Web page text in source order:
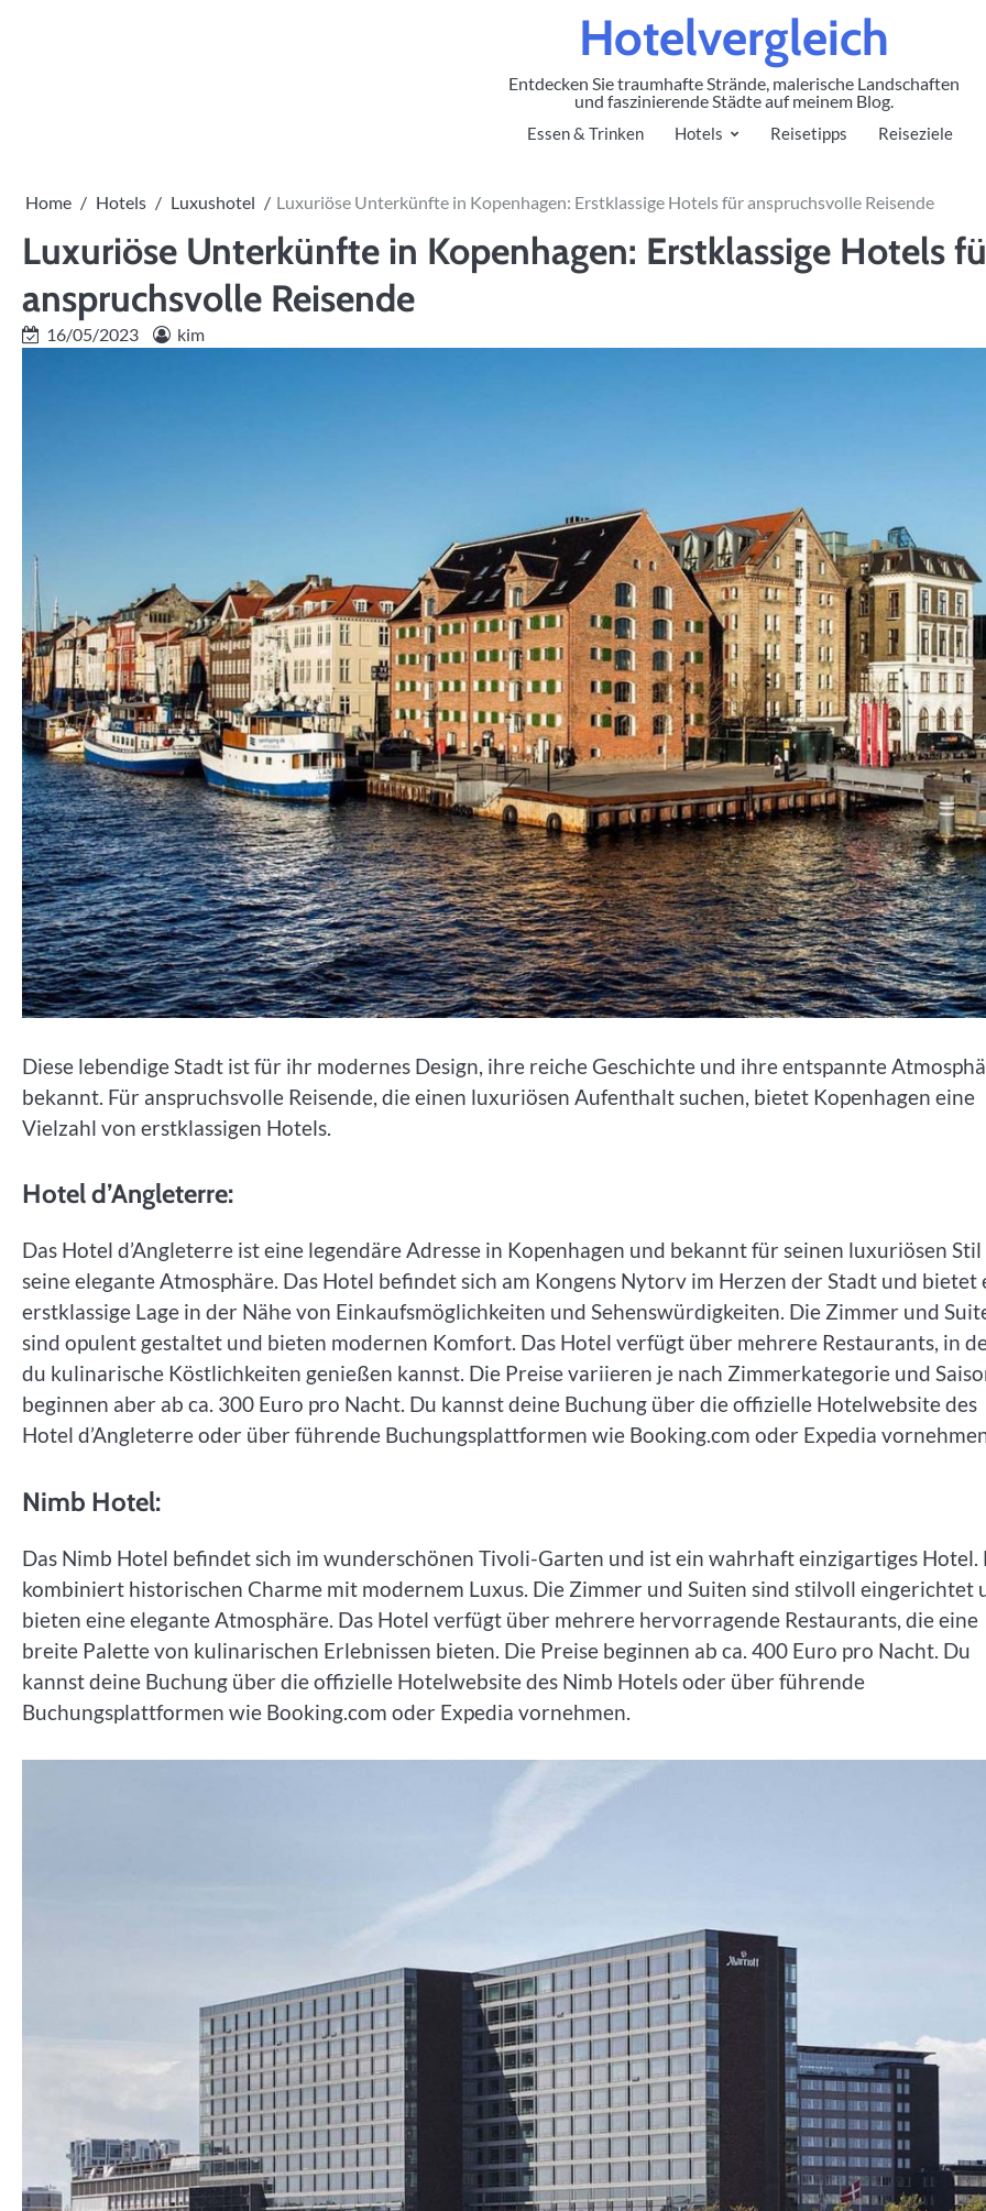
Hotelvergleich
Entdecken Sie traumhafte Strände, malerische Landschaften
und faszinierende Städte auf meinem Blog.
Essen & Trinken Hotels Reisetipps Reiseziele
Home Hotels Luxushotel Luxuriöse Unterkünfte in Kopenhagen: Erstklassige Hotels für anspruchsvolle Reisende
Luxuriöse Unterkünfte in Kopenhagen: Erstklassige Hotels
anspruchsvolle Reisende
16/05/2023 kim
Diese lebendige Stadt ist für ihr modernes Design, ihre reiche Geschichte und ihre entspannte
bekannt. Für anspruchsvolle Reisende, die einen luxuriösen Aufenthalt suchen, bietet Kopenhagen eine
Vielzahl von erstklassigen Hotels.
Hotel d’Angleterre:
Das Hotel d’Angleterre ist eine legendäre Adresse in Kopenhagen und bekannt für seinen luxuriösen
seine elegante Atmosphäre. Das Hotel befindet sich am Kongens Nytorv im Herzen der Stadt und bietet
erstklassige Lage in der Nähe von Einkaufsmöglichkeiten und Sehenswürdigkeiten. Die Zimmer und
sind opulent gestaltet und bieten modernen Komfort. Das Hotel verfügt über mehrere Restaurants, in
du kulinarische Köstlichkeiten genießen kannst. Die Preise variieren je nach Zimmerkategorie und
beginnen aber ab ca. 300 Euro pro Nacht. Du kannst deine Buchung über die offizielle Hotelwebsite des
Hotel d’Angleterre oder über führende Buchungsplattformen wie Booking.com oder Expedia
Nimb Hotel:
Das Nimb Hotel befindet sich im wunderschönen Tivoli-Garten und ist ein wahrhaft einzigartiges Hotel.
kombiniert historischen Charme mit modernem Luxus. Die Zimmer und Suiten sind stilvoll eingerichtet
bieten eine elegante Atmosphäre. Das Hotel verfügt über mehrere hervorragende Restaurants, die eine
breite Palette von kulinarischen Erlebnissen bieten. Die Preise beginnen ab ca. 400 Euro pro Nacht. Du
kannst deine Buchung über die offizielle Hotelwebsite des Nimb Hotels oder über führende
Buchungsplattformen wie Booking.com oder Expedia vornehmen.